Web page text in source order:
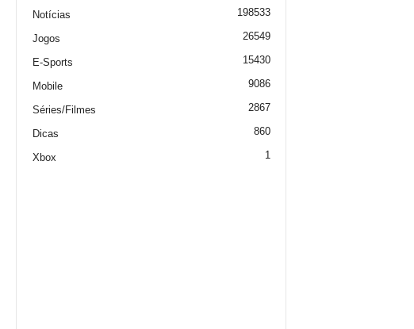
Notícias 198533
Jogos 26549
E-Sports 15430
Mobile 9086
Séries/Filmes 2867
Dicas 860
Xbox 1